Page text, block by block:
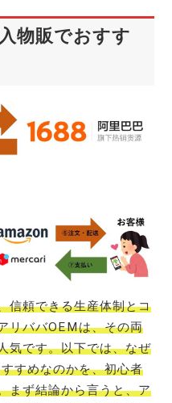
物販でおすす
信頼できる生産体制とコ
リババOEMは、その両
気です。以下では、なぜ
すめなのかを、初心者
まず結論から言うと、ア